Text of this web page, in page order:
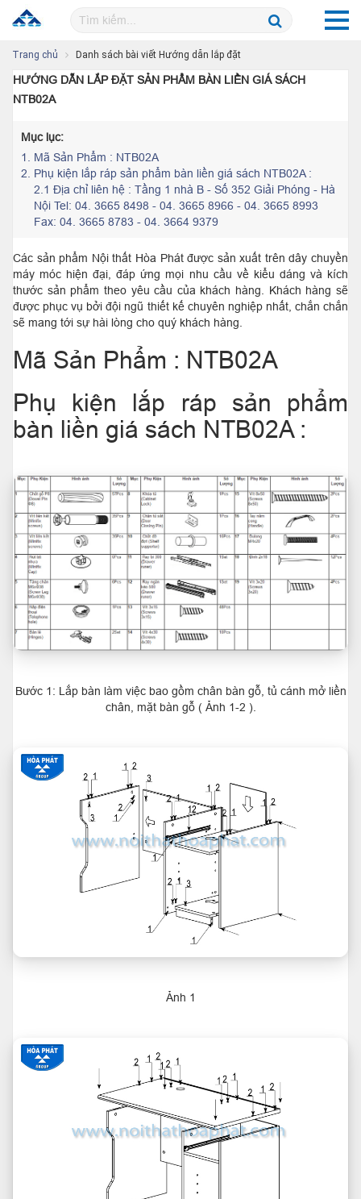
Trang chủ Danh sách bài viết Hướng dẫn lắp đặt
HƯỚNG DẪN LẮP ĐẶT SẢN PHẨM BÀN LIỀN GIÁ SÁCH
NTB02A
Mục lục:
1.
Mã Sản Phẩm : NTB02A
2.
Phụ kiện lắp ráp sản phẩm bàn liền giá sách NTB02A :
2.1 Địa chỉ liên hệ : Tầng 1 nhà B - Số 352 Giải Phóng - Hà
Nội Tel: 04. 3665 8498 - 04. 3665 8966 - 04. 3665 8993
Fax: 04. 3665 8783 - 04. 3664 9379
Các sản phẩm Nội thất Hòa Phát được sản xuất trên dây chuyền
máy móc hiện đại, đáp ứng mọi nhu cầu về kiểu dáng và kích
thước sản phẩm theo yêu cầu của khách hàng. Khách hàng sẽ
được phục vụ bởi đội ngũ thiết kế chuyên nghiệp nhất, chắn chắn
sẽ mang tới sự hài lòng cho quý khách hàng.
Mã Sản Phẩm : NTB02A
Phụ kiện lắp ráp sản phẩm
bàn liền giá sách NTB02A :
Bước 1: Lắp bàn làm việc bao gồm chân bàn gỗ, tủ cánh mở liền
chân, mặt bàn gỗ ( Ảnh 1-2 ).
Ảnh 1